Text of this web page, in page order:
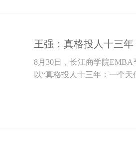
王强：真格投人十三
8月30日，长江商学院
以“真格投人十三年：一个